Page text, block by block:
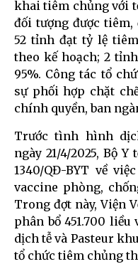
khai tiêm chủng với
đối tượng được tiêm,
52 tỉnh đạt tỷ lệ
theo kế hoạch; 2
95%. Công tác tổ
sự phối hợp chặt
chính quyền, ban
Trước tình hình
ngày 21/4/2025, Bộ
1340/QĐ-BYT về
vaccine phòng,
Trong đợt này, Viện
phân bổ 451.700
dịch tễ và Pasteur
tổ chức tiêm chủng